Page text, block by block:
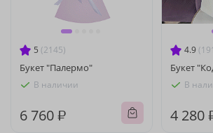
5 (2145)
Букет "Палермо"
В наличии
6 760 ₽
4.9
Букет
В
4 280